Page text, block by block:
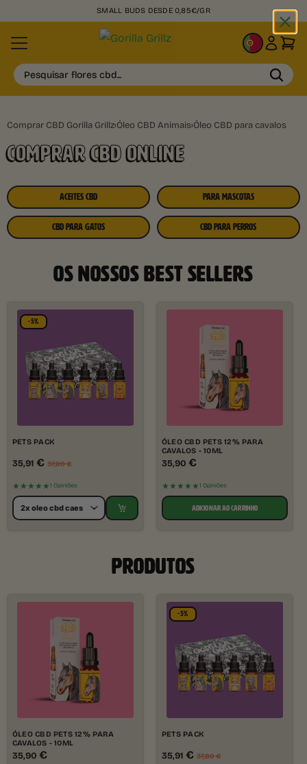
SMALL BUDS DESDE 0,85€/GR
PT
Pesquisar flores cbd...
Comprar CBD Gorilla Grillz›Óleo CBD Animais›Óleo CBD para cavalos
COMPRAR CBD ONLINE
ACEITES CBD PARA MASCOTAS
CBD PARA GATOS CBD PARA PERROS
OS NOSSOS BEST SELLERS
-5%
PETS PACK
35,91 € 37,80€
★★★★★1 Opiniões
ÓLEO CBD PETS 12% PARA
CAVALOS - 10ML
35,90 €
★★★★★1 Opiniões
ADICIONAR AO CARRINHO
PRODUTOS
ÓLEO CBD PETS 12% PARA
CAVALOS - 10ML
35,90 €
-5%
PETS PACK
35,91 € 37,80€